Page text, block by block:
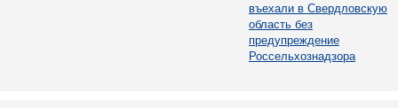
въехали в Свердловскую
область без
предупреждение
Россельхознадзора